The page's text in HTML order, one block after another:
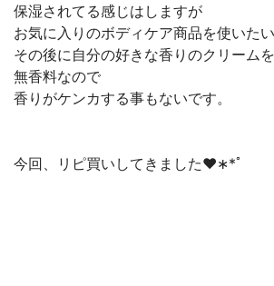
保湿されてる感じはしますが
お気に入りのボディケア商品を使いた
その後に自分の好きな香りのクリームを
無香料なので
香りがケンカする事もないです。
今回、リピ買いしてきました♥︎︎∗︎*ﾟ